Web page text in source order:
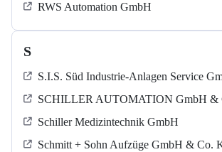
RWS Automation GmbH
S
S.I.S. Süd Industrie-Anlagen Service
SCHILLER AUTOMATION GmbH &
Schiller Medizintechnik GmbH
Schmitt + Sohn Aufzüge GmbH & Co.